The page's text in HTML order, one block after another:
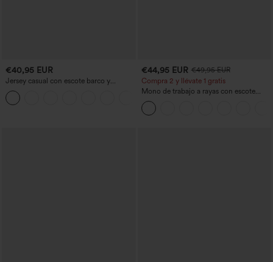
€40,95 EUR
Jersey casual con escote barco y
mangas murciélago
€44,95 EUR €49,95 EUR
Compra 2 y llévate 1 gratis
Mono de trabajo a rayas con escote
barco, sin mangas, lazo lateral, tacto
Cool Touch y bolsillos - Edición Easy
Peezy